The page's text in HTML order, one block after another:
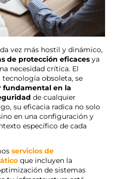
vez más hostil y dinámico,
de protección eficacesya
necesidad crítica. El
tecnología obsoleta, se
fundamental en la
de cualquier
su eficacia radica no solo
en una configuración y
específico de cada
servicios de
que incluyen la
de sistemas